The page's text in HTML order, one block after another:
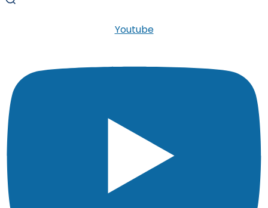
Youtube